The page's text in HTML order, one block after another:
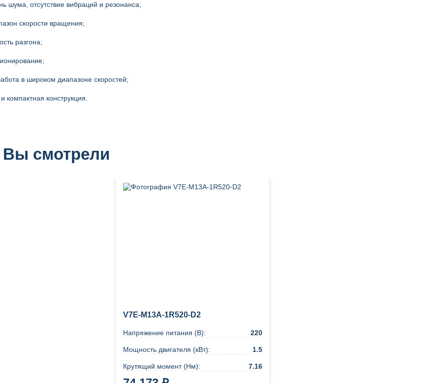
шума, отсутствие вибраций и резонанса;
скорости вращения;
разгона;
в широком диапазоне скоростей;
компактная конструкция.
Вы смотрели
V7E-M13A-1R520-D2
Напряжение питания (В): 220
Мощность двигателя (кВт): 1.5
Крутящий момент (Нм): 7.16